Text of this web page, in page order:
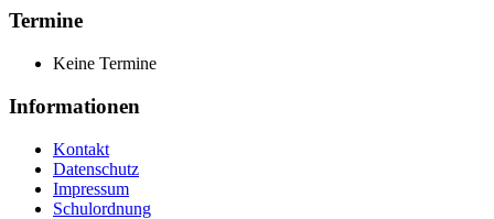
Termine
Keine Termine
Informationen
Kontakt
Datenschutz
Impressum
Schulordnung